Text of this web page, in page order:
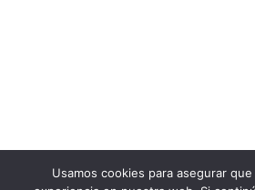
Usamos cookies para asegurar